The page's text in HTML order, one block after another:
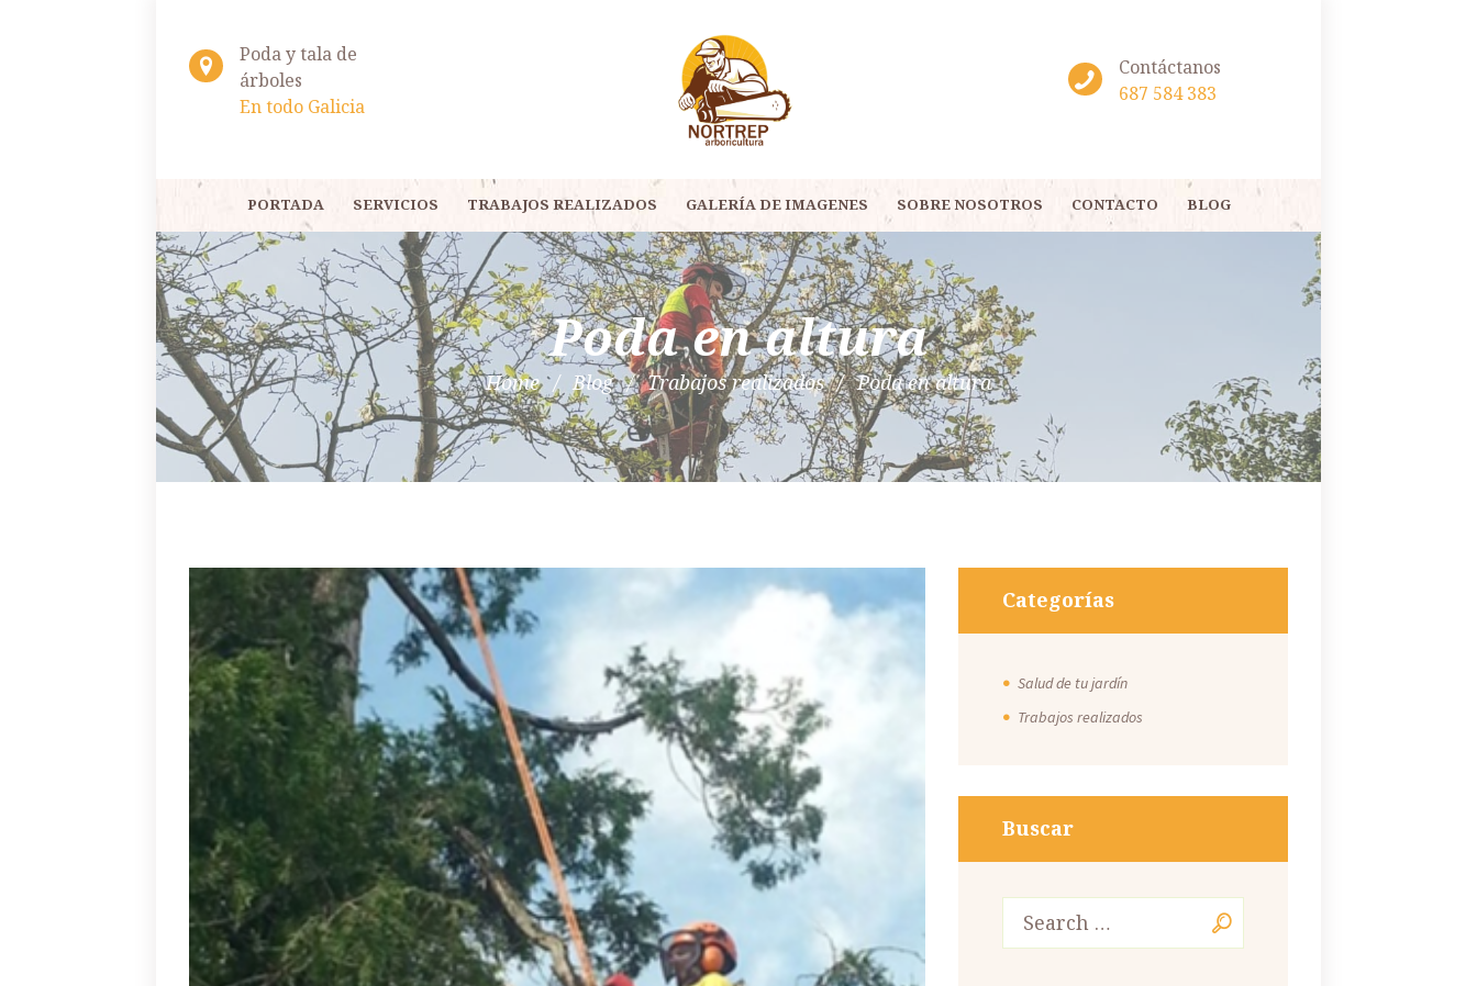
Poda y tala de
árboles
En todo Galicia
Contáctanos
687 584 383
PORTADA SERVICIOS TRABAJOS REALIZADOS GALERÍA DE IMAGENES SOBRE NOSOTROS CONTACTO BLOG
Poda en altura
Home Blog Trabajos realizados Poda en altura
Categorías
Salud de tu jardín
Trabajos realizados
Buscar